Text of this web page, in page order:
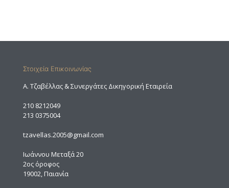
Στοιχεία Επικοινωνίας
A. Τζαβέλλας & Συνεργάτες Δικηγορική Εταιρεία
210 8212049
213 0375004
tzavellas.2005@gmail.com
Ιωάννου Μεταξά 20
2ος όροφος
19002, Παιανία